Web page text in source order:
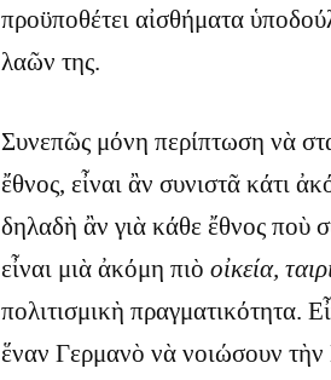
προϋποθέτει αἰσθήματα
λαῶν της.
Συνεπῶς μόνη περίπτωση νὰ
ἔθνος, εἶναι ἂν συνιστᾶ κάτι
δηλαδὴ ἂν γιὰ κάθε ἔθνος ποὺ
εἶναι μιὰ ἀκόμη πιὸ οἰ­κεία,
πολιτισμικὴ πραγματικότητα.
ἕναν Γερμανὸ νὰ νοιώσουν